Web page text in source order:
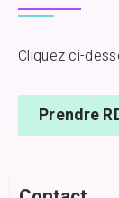
Cliquez ci-
Prendre